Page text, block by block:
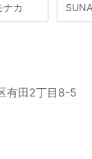
ナカ
有田2丁目8-5